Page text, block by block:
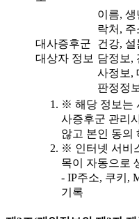
대사증후군
대상자 정보
이름, 생
락처, 주
건강,
담정보,
사정보,
판정정보
※ 해당 정보는
사증후군 관리
않고 본인 동의
※ 인터넷 서비
목이 자동으로
- IP주소, 쿠키,
기록